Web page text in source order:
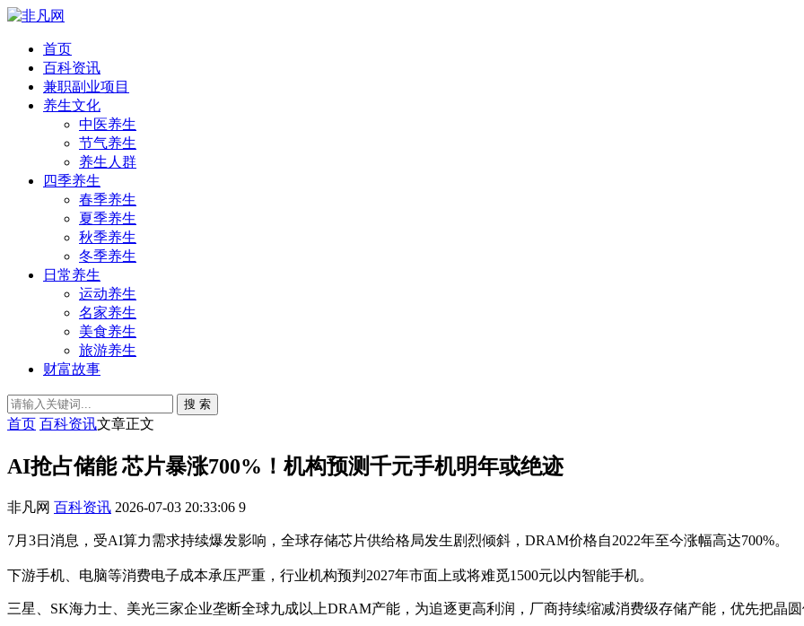
首页
百科资讯
兼职副业项目
养生文化
中医养生
节气养生
养生人群
四季养生
春季养生
夏季养生
秋季养生
冬季养生
日常养生
运动养生
名家养生
美食养生
旅游养生
财富故事
搜 索
首页 百科资讯文章正文
AI抢占储能 芯片暴涨700%！机构预测千元手机明年或绝迹
非凡网 百科资讯 2026-07-03 20:33:06 9
7月3日消息，受AI算力需求持续爆发影响，全球存储芯片供给格局发生剧烈倾斜，DRAM价格自2022年至今涨幅高达700%。
下游手机、电脑等消费电子成本承压严重，行业机构预判2027年市面上或将难觅1500元以内智能手机。
三星、SK海力士、美光三家企业垄断全球九成以上DRAM产能，为追逐更高利润，厂商持续缩减消费级存储产能，优先把晶